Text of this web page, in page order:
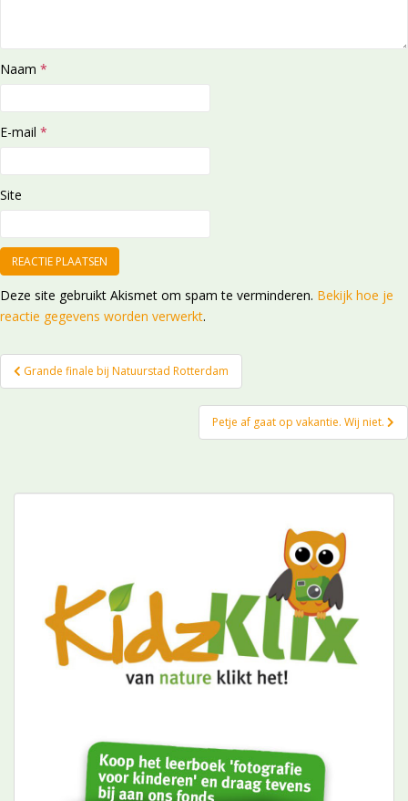
Naam *
E-mail *
Site
Deze site gebruikt Akismet om spam te verminderen. Bekijk hoe je
reactie gegevens worden verwerkt.
Bericht
navigatie
Grande finale bij Natuurstad Rotterdam
Petje af gaat op vakantie. Wij niet.